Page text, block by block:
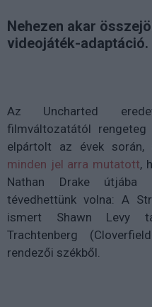
Nehezen akar
videojáték-adaptáció.
Az Uncharted
filmváltozatától
elpártolt az évek során,
minden jel arra mutatott,
Nathan Drake
tévedhettünk volna: A
ismert Shawn Levy
Trachtenberg (
rendezői székből.